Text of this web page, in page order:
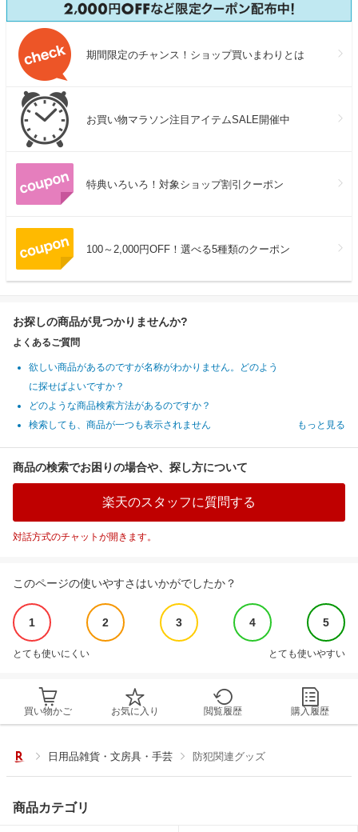
期間限定のチャンス！ショップ買いまわりとは
お買い物マラソン注目アイテムSALE開催中
特典いろいろ！対象ショップ割引クーポン
100～2,000円OFF！選べる5種類のクーポン
お探しの商品が見つかりませんか?
よくあるご質問
欲しい商品があるのですが名称がわかりません。どのよう
に探せばよいですか？
どのような商品検索方法があるのですか？
検索しても、商品が一つも表示されません
もっと見る
商品の検索でお困りの場合や、探し方について
楽天のスタッフに質問する
対話方式のチャットが開きます。
このページの使いやすさはいかがでしたか？
1 2 3 4 5
とても使いにくい とても使いやすい
買い物かご お気に入り 閲覧履歴 購入履歴
日用品雑貨・文房具・手芸 防犯関連グッズ
商品カテゴリ